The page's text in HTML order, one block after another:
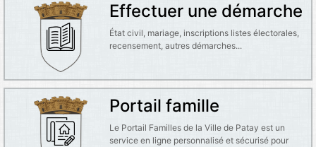
Effectuer une démarche
État civil, mariage, inscriptions listes électorales,
recensement, autres démarches...
Portail famille
Le Portail Familles de la Ville de Patay est un
service en ligne personnalisé et sécurisé pour